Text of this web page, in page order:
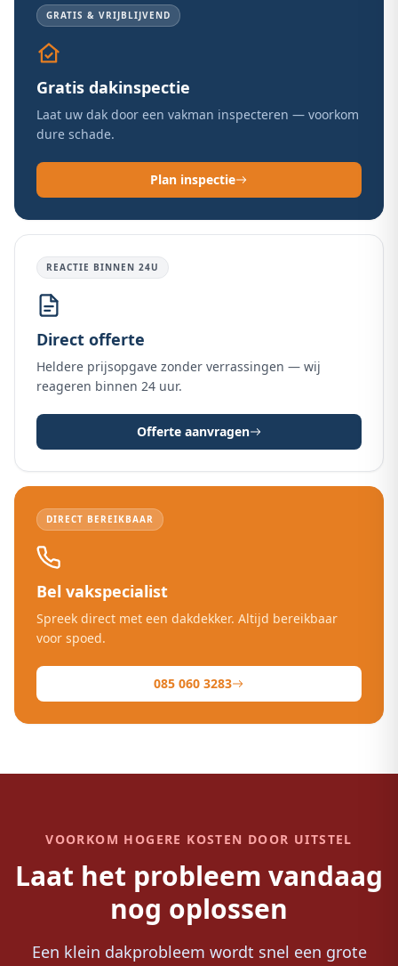
GRATIS & VRIJBLIJVEND
Gratis dakinspectie
Laat uw dak door een vakman inspecteren — voorkom
dure schade.
Plan inspectie
REACTIE BINNEN 24U
Direct offerte
Heldere prijsopgave zonder verrassingen — wij
reageren binnen 24 uur.
Offerte aanvragen
DIRECT BEREIKBAAR
Bel vakspecialist
Spreek direct met een dakdekker. Altijd bereikbaar
voor spoed.
085 060 3283
VOORKOM HOGERE KOSTEN DOOR UITSTEL
Laat het probleem vandaag
nog oplossen
Een klein dakprobleem wordt snel een grote